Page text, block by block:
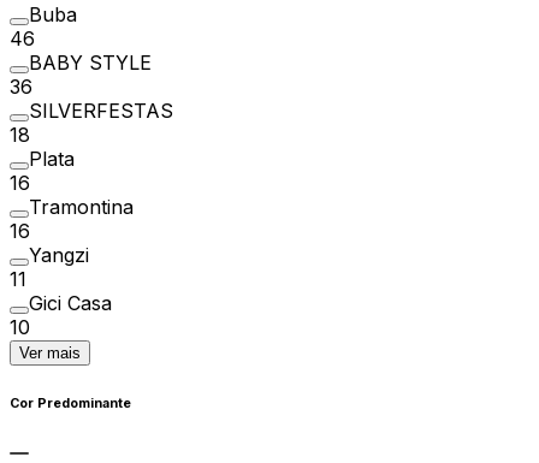
Buba
46
BABY STYLE
36
SILVERFESTAS
18
Plata
16
Tramontina
16
Yangzi
11
Gici Casa
10
Ver mais
Cor Predominante